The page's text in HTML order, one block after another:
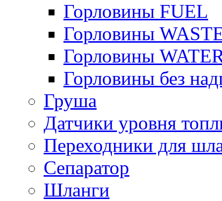
Горловины FUEL
Горловины
Горловины
Горловины без
Груша
Датчики уровня
Переходники для
Сепаратор
Шланги